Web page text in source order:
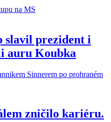
slavil prezident i
auru Koubka
zničilo kariéru.